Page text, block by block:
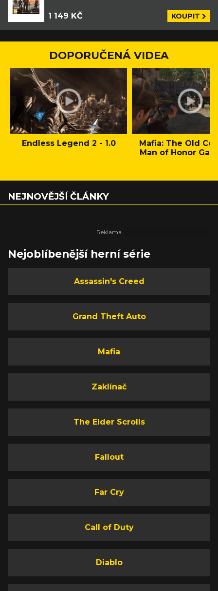
1 149 KČ KOUPIT
DOPORUČENÁ VIDEA
Endless Legend 2 - 1.0
Mafia: The Old
Man of Honor
NEJNOVĚJŠÍ ČLÁNKY
Nejoblíbenější herní série
Assassin's Creed
Grand Theft Auto
Mafia
Zaklínač
The Elder Scrolls
Fallout
Far Cry
Call of Duty
Diablo